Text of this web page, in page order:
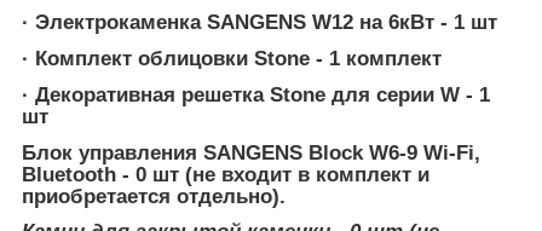
· Электрокаменка SANGENS W12 на 6кВт - 1 шт
· Комплект облицовки Stone - 1 комплект
· Декоративная решетка Stone для серии W - 1
шт
Блок управления SANGENS Block W6-9 Wi-Fi,
Bluetooth - 0 шт (не входит в комплект и
приобретается отдельно).